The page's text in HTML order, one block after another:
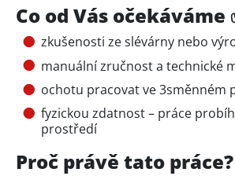
Co od Vás očekáváme
zkušenosti ze slévárny nebo
manuální zručnost a technické
ochotu pracovat ve 3směnném
fyzickou zdatnost – práce
prostředí
Proč právě tato